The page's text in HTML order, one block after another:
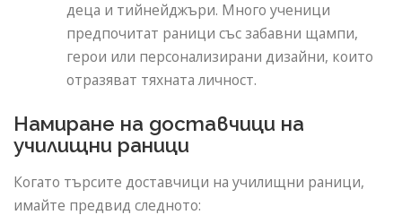
деца и тийнейджъри. Много ученици
предпочитат раници със забавни щампи,
герои или персонализирани дизайни, които
отразяват тяхната личност.
Намиране на доставчици на
училищни раници
Когато търсите доставчици на училищни раници,
имайте предвид следното: